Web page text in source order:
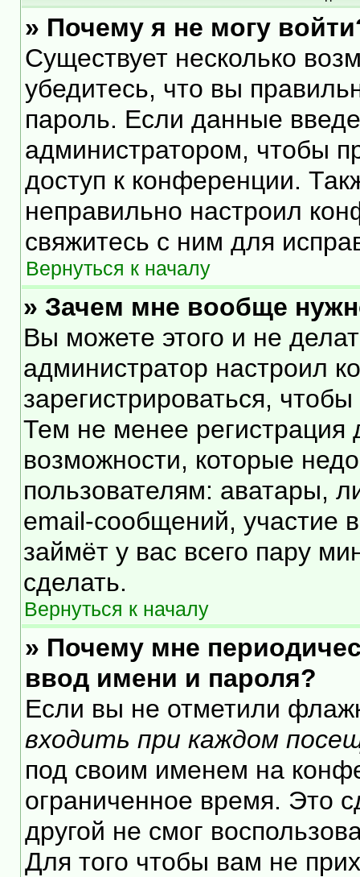
» Почему я не могу
Существует несколько
убедитесь, что вы
пароль. Если данные
администратором, чтобы
доступ к конференции.
неправильно настроил
свяжитесь с ним для
Вернуться к началу
» Зачем мне вообще
Вы можете этого и не
администратор настроил
зарегистрироваться,
Тем не менее
возможности, которые
пользователям: аватары,
email-сообщений, участие
займёт у вас всего пару
сделать.
Вернуться к началу
» Почему мне
ввод имени и пароля?
Если вы не отметили
входить при каждом
под своим именем на
ограниченное время. Это
другой не смог
Для того чтобы вам не